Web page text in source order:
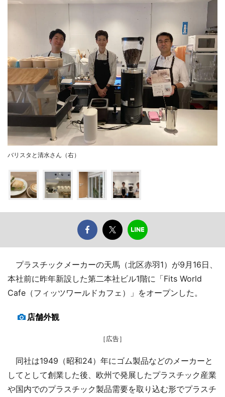
バリスタと清水さん（右）
プラスチックメーカーの天馬（北区赤羽1）が9月16日、
本社前に昨年新設した第二本社ビル1階に「Fits World
Cafe（フィッツワールドカフェ）」をオープンした。
店舗外観
［広告］
同社は1949（昭和24）年にゴム製品などのメーカーと
してとして創業した後、欧州で発展したプラスチック産業
や国内でのプラスチック製品需要を取り込む形でプラスチ